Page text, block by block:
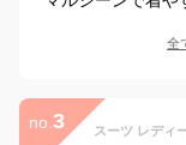
全
no. 3